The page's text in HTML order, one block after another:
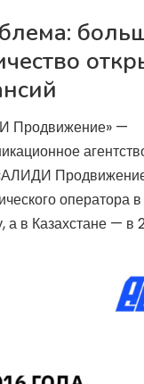
Продвижение» —
оператора
а в Казахстане — в